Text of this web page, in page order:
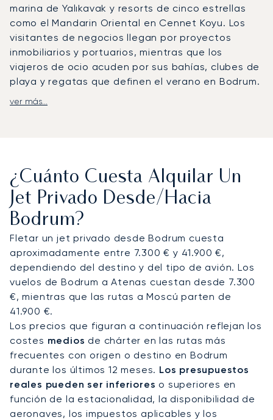
marina de Yalıkavak y resorts de cinco estrellas
como el Mandarin Oriental en Cennet Koyu. Los
visitantes de negocios llegan por proyectos
inmobiliarios y portuarios, mientras que los
viajeros de ocio acuden por sus bahías, clubes de
playa y regatas que definen el verano en Bodrum.
LunaJets organiza vuelos chárter al aeropuerto
de aduana rápidos y traslados directos del jet al
coche. Desde allí, la mayoría de los clientes
continúan en vehículo con chófer hacia sus villas,
resorts o yates, mientras que los traslados en
helicóptero reducen el trayecto a la marina de
Yalıkavak a unos 15-20 minutos, frente a los 45
minutos en coche.
Con dos décadas de experiencia, LunaJets fue el
primer bróker de aviación privada europeo en
recibir la certificación Argus®, lo que refleja unos
rigurosos estándares de seguridad y servicio. En
Bodrum, esto se traduce en llegadas discretas
durante los meses de verano, traslados eficientes
y apoyo personalizado para eventos privados o
regatas en la marina de Yalıkavak.
ver más...
¿Cuánto Cuesta Alquilar Un
Jet Privado Desde/hacia
Bodrum?
Fletar un jet privado desde Bodrum cuesta
aproximadamente entre 7.300 € y 41.900 €,
dependiendo del destino y del tipo de avión. Los
vuelos de Bodrum a Atenas cuestan desde 7.300
€, mientras que las rutas a Moscú parten de
41.900 €.
Los precios que figuran a continuación reflejan los
costes medios de chárter en las rutas más
frecuentes con origen o destino en Bodrum
durante los últimos 12 meses. Los presupuestos
reales pueden ser inferiores o superiores en
función de la estacionalidad, la disponibilidad de
aeronaves, los impuestos aplicables y los